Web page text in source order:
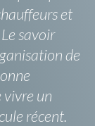
et
savoir
de
vivre un
récent.